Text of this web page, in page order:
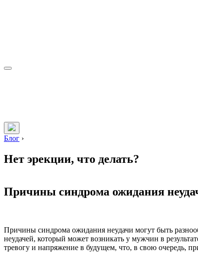
Блог ›
Нет эрекции, что делать?
Причины синдрома ожидания
Причины синдрома ожидания неудачи могут быть
неудачей, который может возникать у мужчин в
тревогу и напряжение в будущем, что, в свою очередь,